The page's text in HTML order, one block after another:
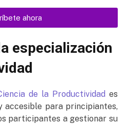
ahora
especialización
de la Productividad es
para principiantes,
participantes a gestionar su